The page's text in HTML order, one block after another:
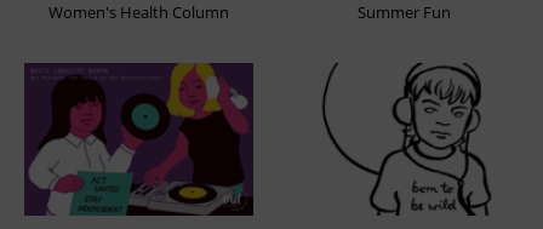
Women's Health Column Summer Fun